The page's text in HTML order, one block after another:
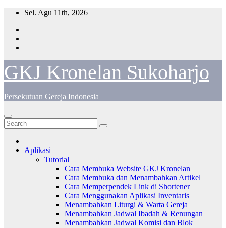
Skip
content
Sel. Agu 11th, 2026
GKJ Kronelan Sukoharjo
Persekutuan Gereja Indonesia
Aplikasi
Tutorial
Cara Membuka Website GKJ Kronelan
Cara Membuka dan Menambahkan Artikel
Cara Memperpendek Link di Shortener
Cara Menggunakan Aplikasi Inventaris
Menambahkan Liturgi & Warta Gereja
Menambahkan Jadwal Ibadah & Renungan
Menambahkan Jadwal Komisi dan Blok